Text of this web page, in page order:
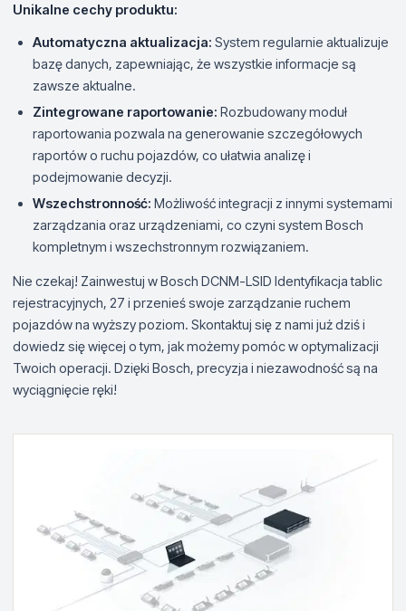
Unikalne cechy produktu:
Automatyczna aktualizacja: System regularnie aktualizuje
bazę danych, zapewniając, że wszystkie informacje są
zawsze aktualne.
Zintegrowane raportowanie: Rozbudowany moduł
raportowania pozwala na generowanie szczegółowych
raportów o ruchu pojazdów, co ułatwia analizę i
podejmowanie decyzji.
Wszechstronność: Możliwość integracji z innymi systemami
zarządzania oraz urządzeniami, co czyni system Bosch
kompletnym i wszechstronnym rozwiązaniem.
Nie czekaj! Zainwestuj w Bosch DCNM-LSID Identyfikacja tablic
rejestracyjnych, 27 i przenieś swoje zarządzanie ruchem
pojazdów na wyższy poziom. Skontaktuj się z nami już dziś i
dowiedz się więcej o tym, jak możemy pomóc w optymalizacji
Twoich operacji. Dzięki Bosch, precyzja i niezawodność są na
wyciągnięcie ręki!